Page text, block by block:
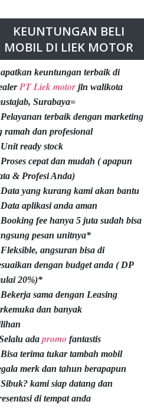
KEUNTUNGAN BELI
MOBIL DI LIEK MOTOR
keuntungan terbaik di
PT Liek motor jln walikota
Surabaya=
terbaik dengan marketing
ramah dan profesional
ready stock
cepat dan mudah ( apapun
& Profesi Anda)
yang kurang kami akan bantu
aplikasi anda aman
fee hanya 5 juta sudah bisa
pesan unitnya*
angsuran bisa di
dengan budget anda ( DP
20%)*
sama dengan Leasing
dan banyak
ada promo fantastis
terima tukar tambah mobil
merk dan tahun berapapun
kami siap datang dan
di tempat anda